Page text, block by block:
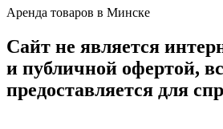
Аренда товаров в Минске
Сайт не является
и публичной офертой,
предоставляется для